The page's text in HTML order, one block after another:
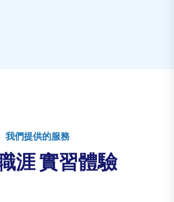
我們提供的服務
涯實習體驗